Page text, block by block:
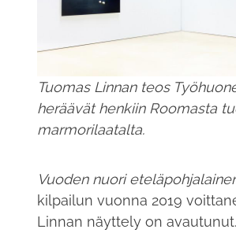
Tuomas Linnan teos
heräävät henkiin Roomasta
marmorilaatalta.
Vuoden nuori
kilpailun vuonna 2019
Linnan näyttely on